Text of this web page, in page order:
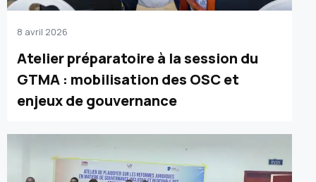
8 avril 2026
Atelier préparatoire à la session du
GTMA : mobilisation des OSC et
enjeux de gouvernance